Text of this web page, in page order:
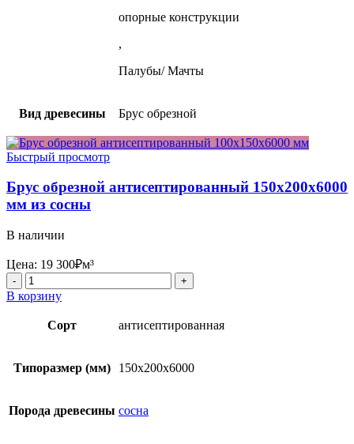
опорные конструкции
,
Палубы/ Мачты
Вид древесины Брус обрезной
Быстрый просмотр
Брус обрезной антисептированный 150x200x6000
мм из сосны
В наличии
Цена: 19 300₽м³
Количество
товара
Брус
обрезной
антисептированный
мм
В корзину
Сорт антисептированная
Типоразмер (мм) 150x200x6000
Порода древесины сосна